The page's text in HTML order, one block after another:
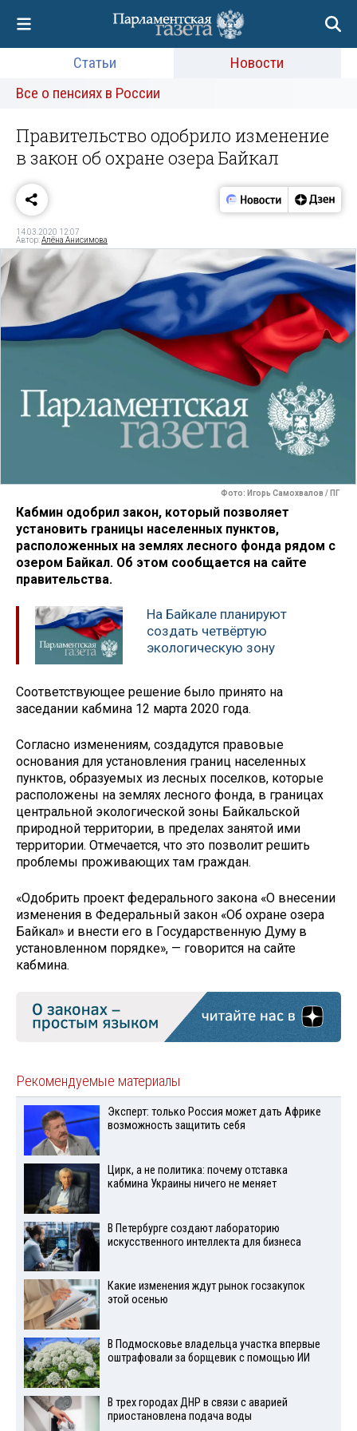
Статьи
Новости
Все о пенсиях в России
Правительство одобрило изменение
в закон об охране озера Байкал
14.03.2020 12:07
Автор:Алёна Анисимова
Фото: Игорь Самохвалов / ПГ
Кабмин одобрил закон, который позволяет
установить границы населенных пунктов,
расположенных на землях лесного фонда рядом с
озером Байкал. Об этом сообщается на сайте
правительства.
На Байкале планируют
создать четвёртую
экологическую зону
Соответствующее решение было принято на
заседании кабмина 12 марта 2020 года.
Согласно изменениям, создадутся правовые
основания для установления границ населенных
пунктов, образуемых из лесных поселков, которые
расположены на землях лесного фонда, в границах
центральной экологической зоны Байкальской
природной территории, в пределах занятой ими
территории. Отмечается, что это позволит решить
проблемы проживающих там граждан.
«Одобрить проект федерального закона «О внесении
изменения в Федеральный закон «Об охране озера
Байкал» и внести его в Государственную Думу в
установленном порядке», — говорится на сайте
кабмина.
Рекомендуемые материалы
Эксперт: только Россия может дать Африке
возможность защитить себя
Цирк, а не политика: почему отставка
кабмина Украины ничего не меняет
В Петербурге создают лабораторию
искусственного интеллекта для бизнеса
Какие изменения ждут рынок госзакупок
этой осенью
В Подмосковье владельца участка впервые
оштрафовали за борщевик с помощью ИИ
В трех городах ДНР в связи с аварией
приостановлена подача воды